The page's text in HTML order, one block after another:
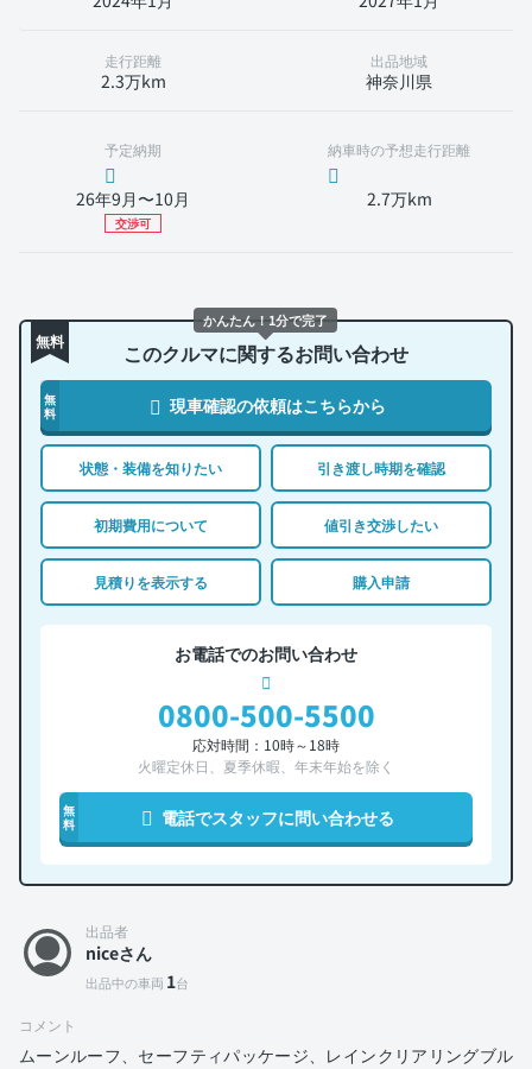
走行距離
2.3万km
出品地域
神奈川県
予定納期
26年9月〜10月
交渉可
納車時の予想走行距離
2.7万km
無料 このクルマに関するお問い合わせ
無
料
現車確認の依頼はこちらから
状態・装備を知りたい 引き渡し時期を確認
初期費用について 値引き交渉したい
見積りを表示する 購入申請
お電話でのお問い合わせ
0800-500-5500
応対時間：10時～18時
火曜定休日、夏季休暇、年末年始を除く
無
料
電話でスタッフに問い合わせる
出品者
niceさん
出品中の車両 1台
コメント
ムーンルーフ、セーフティパッケージ、レインクリアリングブル
かんたん！1分で完了